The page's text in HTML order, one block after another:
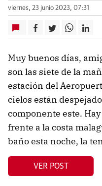
viernes, 23 junio 2023, 07:31
Muy buenos días,
son las siete de la
estación del
cielos están
componente este.
frente a la costa
baño esta noche, la
VER POST